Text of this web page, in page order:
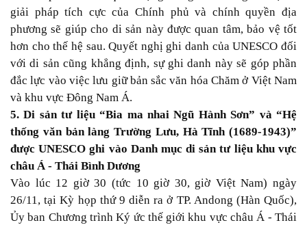
giải pháp tích cực của Chính phủ và chính quyền địa
phương sẽ giúp cho di sản này được quan tâm, bảo vệ tốt
hơn cho thế hệ sau. Quyết nghị ghi danh của UNESCO đối
với di sản cũng khẳng định, sự ghi danh này sẽ góp phần
đắc lực vào việc lưu giữ bản sắc văn hóa Chăm ở Việt Nam
và khu vực Đông Nam Á.
5. Di sản tư liệu “Bia ma nhai Ngũ Hành Sơn” và “Hệ
thống văn bản làng Trường Lưu, Hà Tĩnh (1689-1943)”
được UNESCO ghi vào Danh mục di sản tư liệu khu vực
châu Á - Thái Bình Dương
Vào lúc 12 giờ 30 (tức 10 giờ 30, giờ Việt Nam) ngày
26/11, tại Kỳ họp thứ 9 diễn ra ở TP. Andong (Hàn Quốc),
Ủy ban Chương trình Ký ức thế giới khu vực châu Á - Thái